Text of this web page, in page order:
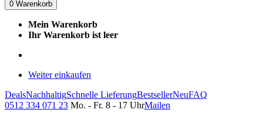
0 Warenkorb
Mein Warenkorb
Ihr Warenkorb ist leer
Weiter einkaufen
DealsNachhaltigSchnelle LieferungBestsellerNeuFAQ
0512 334 071 23 Mo. - Fr. 8 - 17 UhrMailen